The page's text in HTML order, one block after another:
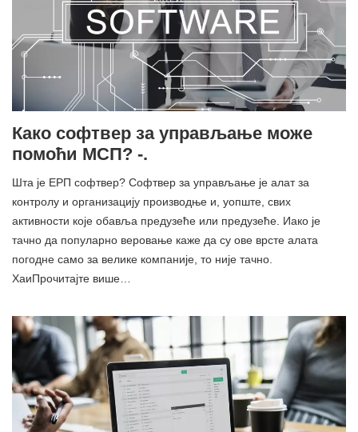
Како софтвер за управљање може
помоћи МСП? -.
Шта је ЕРП софтвер? Софтвер за управљање је алат за
контролу и организацију производње и, уопште, свих
активности које обавља предузеће или предузеће. Иако је
тачно да популарно веровање каже да су ове врсте алата
погодне само за велике компаније, то није тачно.
ХаиПрочитајте више…